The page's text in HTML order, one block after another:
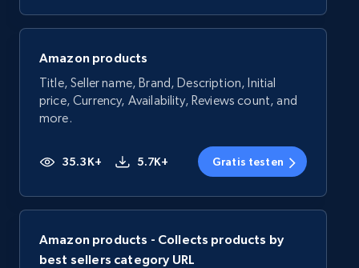
Amazon products
Title, Seller name, Brand, Description, Initial
price, Currency, Availability, Reviews count, and
more.
35.3K+ 5.7K+ Gratis testen
Amazon products - Collects products by
best sellers category URL